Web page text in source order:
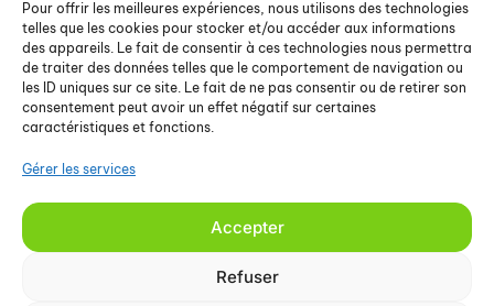
Pour offrir les meilleures expériences, nous utilisons des technologies
telles que les cookies pour stocker et/ou accéder aux informations
des appareils. Le fait de consentir à ces technologies nous permettra
de traiter des données telles que le comportement de navigation ou
les ID uniques sur ce site. Le fait de ne pas consentir ou de retirer son
consentement peut avoir un effet négatif sur certaines
caractéristiques et fonctions.
Gérer les services
Accepter
Refuser
FAQ
Nous contacter
À propos
Articles & Ressources